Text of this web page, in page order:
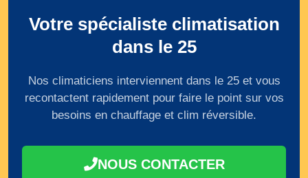
Votre spécialiste climatisation
dans le 25
Nos climaticiens interviennent dans le 25 et vous
recontactent rapidement pour faire le point sur vos
besoins en chauffage et clim réversible.
NOUS CONTACTER